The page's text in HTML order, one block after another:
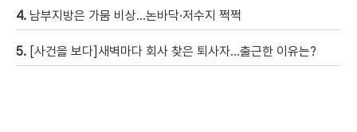
4. 남부지방은 가뭄 비상…논바닥·저수지 쩍쩍
5. [사건을 보다]새벽마다 회사 찾은 퇴사자…출근한 이유는?